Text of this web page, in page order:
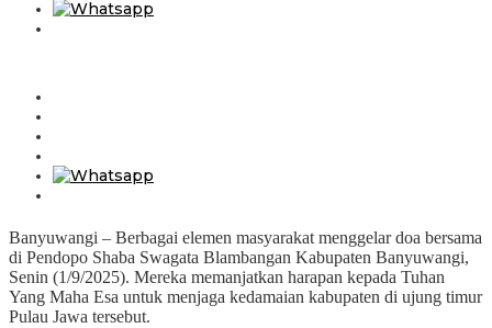
Banyuwangi – Berbagai elemen masyarakat menggelar doa bersama
di Pendopo Shaba Swagata Blambangan Kabupaten Banyuwangi,
Senin (1/9/2025). Mereka memanjatkan harapan kepada Tuhan
Yang Maha Esa untuk menjaga kedamaian kabupaten di ujung timur
Pulau Jawa tersebut.